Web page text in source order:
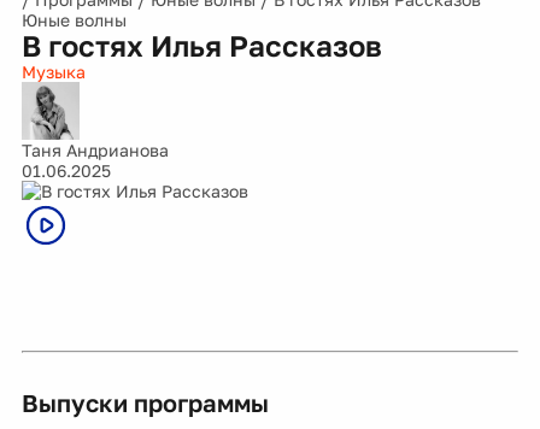
Юные волны
В гостях Илья Рассказов
Музыка
Таня Андрианова
01.06.2025
Выпуски программы